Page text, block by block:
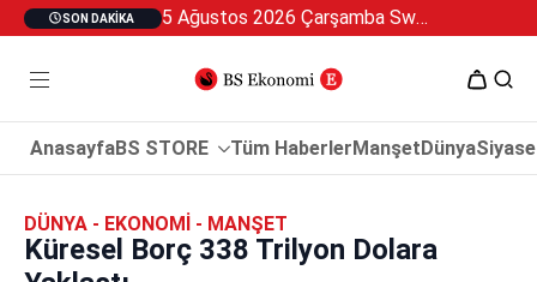
SON DAKIKA 5 Ağustos 2026 Çarşamba Swan Özel 2
AnasayfaBS STORE Tüm HaberlerManşetDünya
DÜNYA - EKONOMI - MANŞET
Küresel Borç 338 Trilyon Dolara